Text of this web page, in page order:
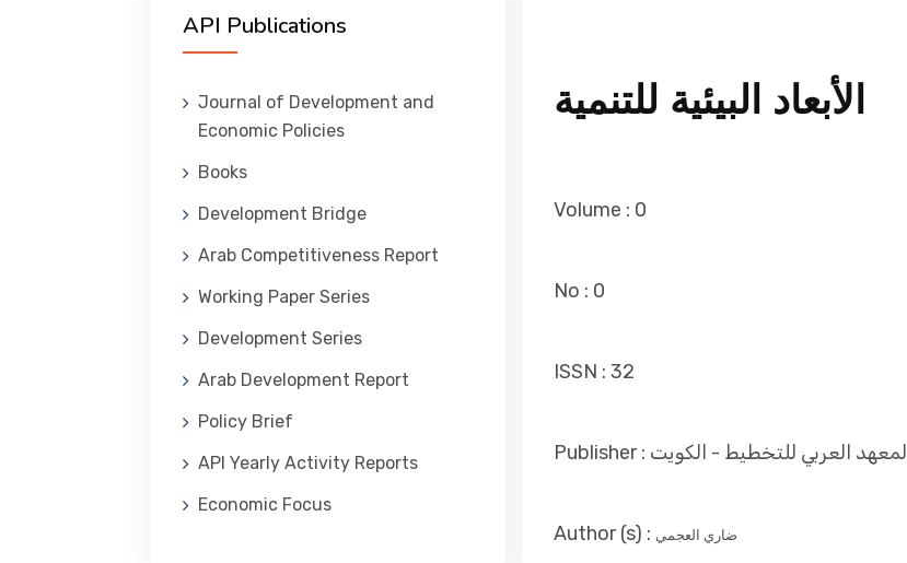
API Publications
Journal of Development and
Economic Policies
Books
Development Bridge
Arab Competitiveness Report
Working Paper Series
Development Series
Arab Development Report
Policy Brief
API Yearly Activity Reports
Economic Focus
الأبعاد البيئية للتنمية
Volume : 0
No : 0
ISSN : 32
Publisher : المعهد العربي للتخطيط - الكويت
Author (s) : ضاري العجمي